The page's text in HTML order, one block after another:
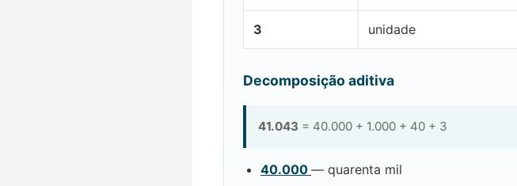
3 unidade
Decomposição aditiva
41.043 = 40.000 + 1.000 + 40 + 3
40.000 — quarenta mil